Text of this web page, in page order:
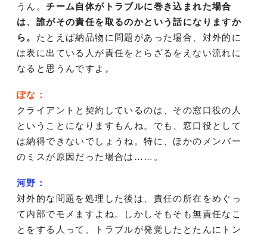
うん。チーム自体がトラブルに巻き込まれた場合
は、誰がその責任を取るのかという話になりますか
ら。 たとえば納品物に問題があった場合、対外的に
は表に出ている人が責任をとらざるをえない流れに
なると思うんですよ。
ぽな：
クライアントと契約しているのは、その窓口役の人
ということになりますもんね。でも、窓口役として
は納得できないでしょうね。特に、ほかのメンバー
のミスが原因だった場合は……。
河野：
対外的な問題を処理した後は、責任の所在をめぐっ
て内部でモメますよね。しかしそもそも無責任なこ
とをする人って、トラブルが発覚したとたんにトン